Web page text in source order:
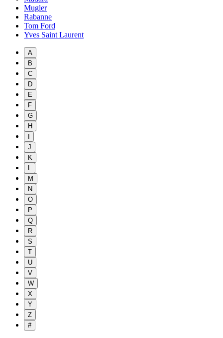
Mugler
Rabanne
Tom Ford
Yves Saint Laurent
A
B
C
D
E
F
G
H
J
K
L
M
N
O
P
Q
R
S
T
U
V
W
X
Y
Z
#